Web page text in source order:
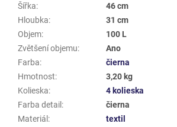
Šířka:
46 cm
Hloubka:
31 cm
Objem:
100 L
Zvětšení objemu:
Ano
Farba:
čierna
Hmotnost:
3,20 kg
Kolieska:
4 kolieska
Farba detail :
čierna
Materiál :
textil